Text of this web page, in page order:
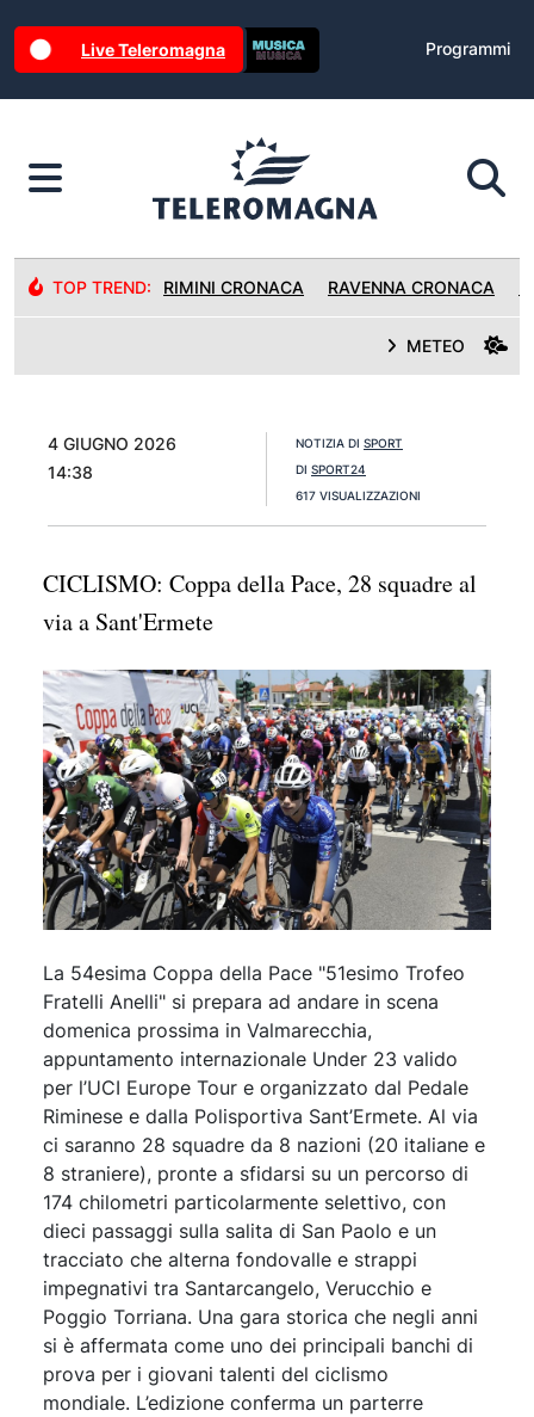
Live Teleromagna Programmi
TOP TREND: RIMINI CRONACA RAVENNA CRONACA
METEO
4 GIUGNO 2026
14:38
NOTIZIA DI SPORT
DI SPORT24
617 VISUALIZZAZIONI
CICLISMO: Coppa della Pace, 28 squadre al
via a Sant'Ermete
La 54esima Coppa della Pace "51esimo Trofeo
Fratelli Anelli" si prepara ad andare in scena
domenica prossima in Valmarecchia,
appuntamento internazionale Under 23 valido
per l’UCI Europe Tour e organizzato dal Pedale
Riminese e dalla Polisportiva Sant’Ermete. Al via
ci saranno 28 squadre da 8 nazioni (20 italiane e
8 straniere), pronte a sfidarsi su un percorso di
174 chilometri particolarmente selettivo, con
dieci passaggi sulla salita di San Paolo e un
tracciato che alterna fondovalle e strappi
impegnativi tra Santarcangelo, Verucchio e
Poggio Torriana. Una gara storica che negli anni
si è affermata come uno dei principali banchi di
prova per i giovani talenti del ciclismo
mondiale. L’edizione conferma un parterre